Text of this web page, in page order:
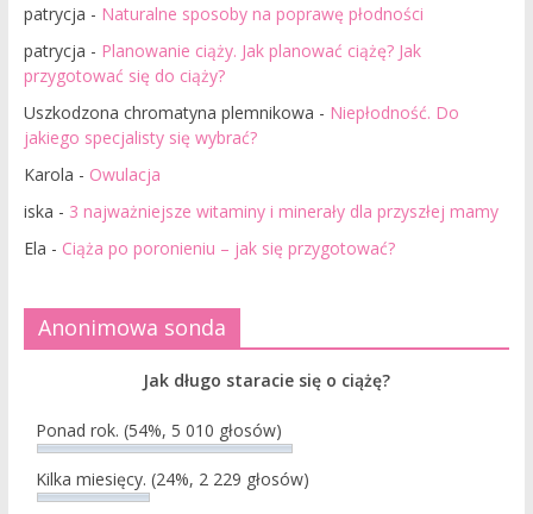
patrycja - Naturalne sposoby na poprawę płodności
patrycja - Planowanie ciąży. Jak planować ciążę? Jak
przygotować się do ciąży?
Uszkodzona chromatyna plemnikowa - Niepłodność. Do
jakiego specjalisty się wybrać?
Karola - Owulacja
iska - 3 najważniejsze witaminy i minerały dla przyszłej mamy
Ela - Ciąża po poronieniu – jak się przygotować?
Anonimowa sonda
Jak długo staracie się o ciążę?
Ponad rok. (54%, 5 010 głosów)
Kilka miesięcy. (24%, 2 229 głosów)